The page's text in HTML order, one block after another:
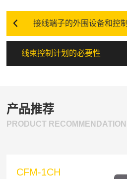
接线端子的外围设备和控制
线束控制计划的必要性
产品推荐
PRODUCT RECOMMENDATION
CFM-1CH